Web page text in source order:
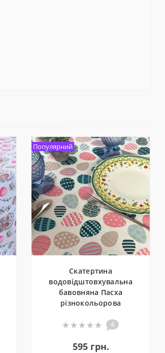
Популярний
Скатертина
водовідштовхувальна
бавовняна Пасха
різнокольорова
0
595 грн.